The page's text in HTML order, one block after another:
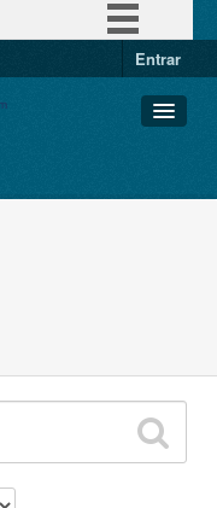
Entrar